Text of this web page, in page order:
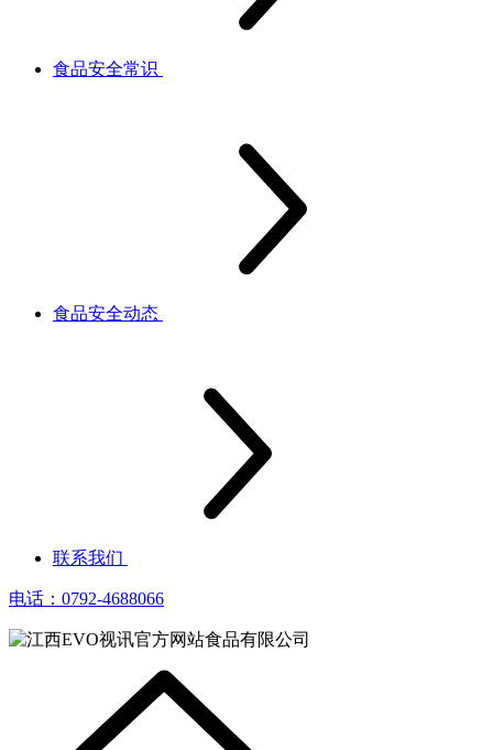
食品安全常识
食品安全动态
联系我们
电话：0792-4688066